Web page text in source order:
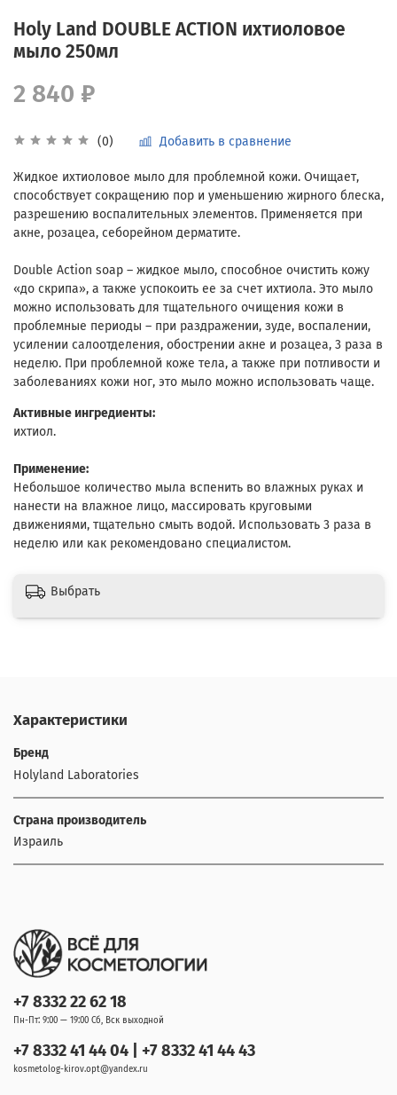
Holy Land DOUBLE ACTION ихтиоловое
мыло 250мл
(0) Добавить в сравнение
2 840 ₽
Жидкое ихтиоловое мыло для проблемной кожи. Очищает,
способствует сокращению пор и уменьшению жирного блеска,
разрешению воспалительных элементов. Применяется при
акне, розацеа, себорейном дерматите.
Double Action soap – жидкое мыло, способное очистить кожу
«до скрипа», а также успокоить ее за счет ихтиола. Это мыло
можно использовать для тщательного очищения кожи в
проблемные периоды – при раздражении, зуде, воспалении,
усилении салоотделения, обострении акне и розацеа, 3 раза в
неделю. При проблемной коже тела, а также при потливости и
заболеваниях кожи ног, это мыло можно использовать чаще.
Активные ингредиенты:
ихтиол.
Применение:
Небольшое количество мыла вспенить во влажных руках и
нанести на влажное лицо, массировать круговыми
движениями, тщательно смыть водой. Использовать 3 раза в
неделю или как рекомендовано специалистом.
Выбрать
Характеристики
Бренд
Holyland Laboratories
Страна производитель
Израиль
+7 8332 22 62 18
Пн-Пт: 9:00 — 19:00 Сб, Вск выходной
+7 8332 41 44 04 | +7 8332 41 44 43
kosmetolog-kirov.opt@yandex.ru